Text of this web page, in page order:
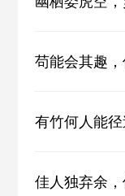
苟能会其趣
有竹何人能
佳人独弃余